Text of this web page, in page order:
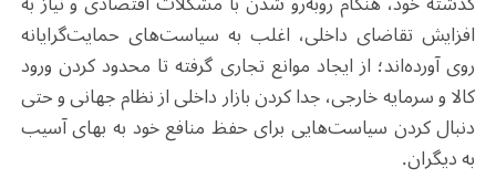
افزایش تقاضای داخلی، اغلب به سیاست‌های حمایت‌گرایانه
روی آورده‌اند؛ از ایجاد موانع تجاری گرفته تا محدود کردن ورود
کالا و سرمایه خارجی، جدا کردن بازار داخلی از نظام جهانی و حتی
دنبال کردن سیاست‌هایی برای حفظ منافع خود به بهای آسیب
به دیگران.